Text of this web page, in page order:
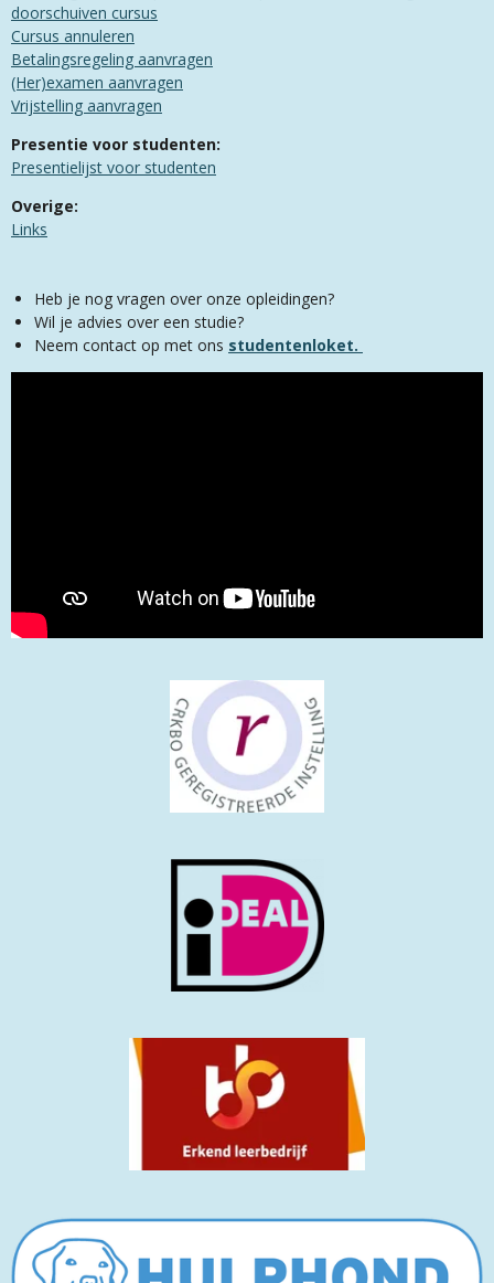
doorschuiven cursus
Cursus annuleren
Betalingsregeling aanvragen
(Her)examen aanvragen​
Vrijstelling aanvragen
Presentie voor studenten:
Presentielijst voor studenten
Overige:
Links​
Heb je nog vragen over onze opleidingen?
Wil je advies over een studie?
Neem contact op met ons studentenloket.